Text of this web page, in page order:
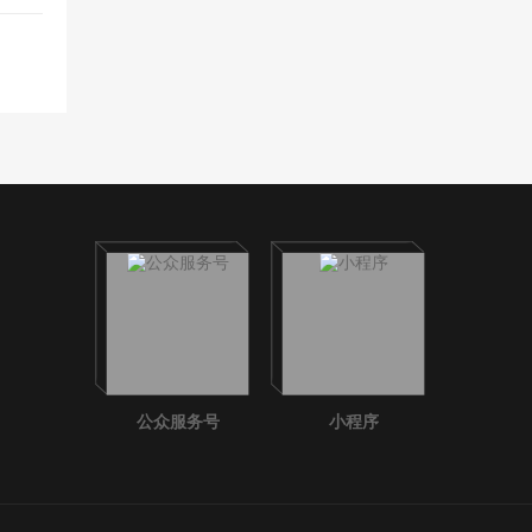
公众服务号 小程序